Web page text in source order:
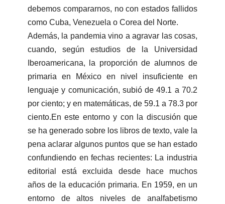
debemos compararnos, no con estados fallidos
como Cuba, Venezuela o Corea del Norte.
Además, la pandemia vino a agravar las cosas,
cuando, según estudios de la Universidad
Iberoamericana, la proporción de alumnos de
primaria en México en nivel insuficiente en
lenguaje y comunicación, subió de 49.1 a 70.2
por ciento; y en matemáticas, de 59.1 a 78.3 por
ciento.En este entorno y con la discusión que
se ha generado sobre los libros de texto, vale la
pena aclarar algunos puntos que se han estado
confundiendo en fechas recientes: La industria
editorial está excluida desde hace muchos
años de la educación primaria. En 1959, en un
entorno de altos niveles de analfabetismo